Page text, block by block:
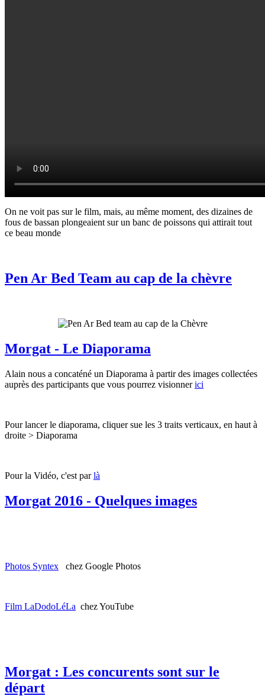
On ne voit pas sur le film, mais, au même moment, des dizaines de
fous de bassan plongeaient sur un banc de poissons qui attirait tout
ce beau monde
Pen Ar Bed Team au cap de la chèvre
Morgat - Le Diaporama
Alain nous a concaténé un Diaporama à partir des images collectées
auprès des participants que vous pourrez visionnerici
Pour lancer le diaporama, cliquer sue les 3 traits verticaux, en haut à
droite > Diaporama
Pour la Vidéo, c'est parlà
Morgat 2016 - Quelques images
Photos Syntex chez Google Photos
Film LaDodoLéLa chez YouTube
Morgat : Les concurents sont sur le
départ